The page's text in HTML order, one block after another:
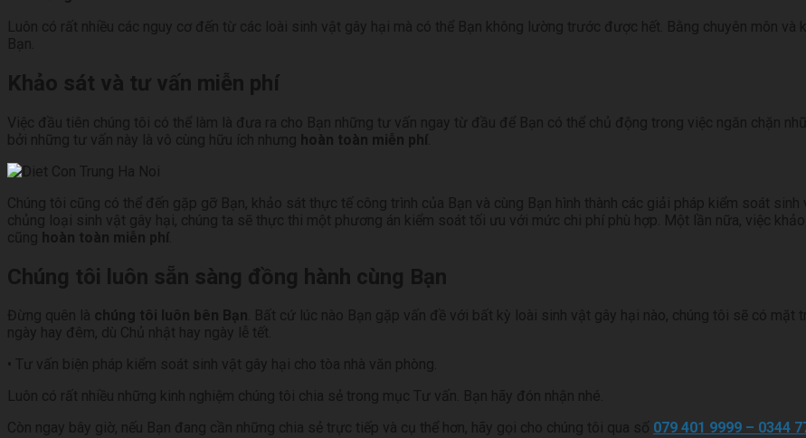
Luôn có rất nhiều các nguy cơ đến từ các loài sinh vật gây hại mà có thể Bạn không lường trước được hết. Bằng chuyên môn và
Bạn.
Khảo sát và tư vấn miễn phí
Việc đầu tiên chúng tôi có thể làm là đưa ra cho Bạn những tư vấn ngay từ đầu để Bạn có thể chủ động trong việc ngăn chặn
bởi những tư vấn này là vô cùng hữu ích nhưng
hoàn toàn miễn phí
Chúng tôi cũng có thể đến gặp gỡ Bạn, khảo sát thực tế công trình của Bạn và cùng Bạn hình thành các giải pháp kiểm soát
chủng loại sinh vật gây hại, chúng ta sẽ thực thi một phương án kiểm soát tối ưu với mức chi phí phù hợp. Một lần nữa, việc
cũng
hoàn toàn miễn phí
Chúng tôi luôn sẵn sàng đồng hành cùng Bạn
Đừng quên là chúng tôi luôn bên Bạn
. Bất cứ lúc nào Bạn gặp vấn đề với bất kỳ loài sinh vật gây hại nào, chúng tôi sẽ có mặt
ngày hay đêm, dù Chủ nhật hay ngày lễ tết.
• Tư vấn biện pháp kiểm soát sinh vật gây hại cho tòa nhà văn phòng.
Luôn có rất nhiều những kinh nghiệm chúng tôi chia sẻ trong mục Tư vấn. Bạn hãy đón nhận nhé.
Còn ngay bây giờ, nếu Bạn đang cần những chia sẻ trực tiếp và cụ thể hơn, hãy gọi cho chúng tôi qua số 079 401 9999 – 0344